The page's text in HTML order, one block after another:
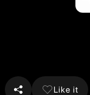
Like it